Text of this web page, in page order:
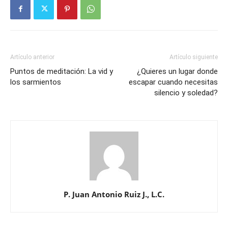
Artículo anterior
Puntos de meditación: La vid y
los sarmientos
Artículo siguiente
¿Quieres un lugar donde
escapar cuando necesitas
silencio y soledad?
P. Juan Antonio Ruiz J., L.C.